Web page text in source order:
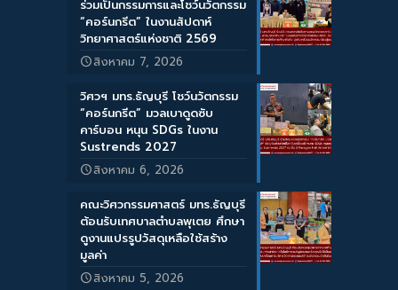
ร่วมเป็นกรรมการและโชว์นวัตกรรม
“คอร์นกรีต” ในงานสัปดาห์
วิทยาศาสตร์แห่งชาติ 2569
สิงหาคม 7, 2026
วิศวฯ มทร.ธัญบุรี โชว์นวัตกรรม
“คอร์นกรีต” มวลเบาดูดซับ
คาร์บอน หนุน SDGs ในงาน
Sustrends 2027
สิงหาคม 6, 2026
คณะวิศวกรรมศาสตร์ มทร.ธัญบุรี
ต้อนรับเทศบาลตำบลพุเตย ศึกษา
ดูงานแปรรูปวัสดุเหลือใช้สร้าง
มูลค่า
สิงหาคม 5, 2026